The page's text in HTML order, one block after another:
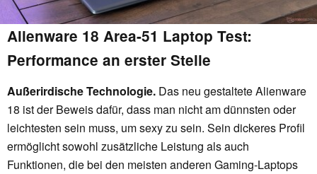
Alienware 18 Area-51 Laptop Test:
Performance an erster Stelle
Außerirdische Technologie. Das neu gestaltete Alienware
18 ist der Beweis dafür, dass man nicht am dünnsten oder
leichtesten sein muss, um sexy zu sein. Sein dickeres Profil
ermöglicht sowohl zusätzliche Leistung als auch
Funktionen, die bei den meisten anderen Gaming-Laptops